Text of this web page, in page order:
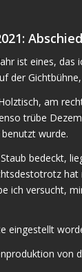
Abschied
ist eines,
der
am
trübe
wurde.
bedeckt,
ich versucht,
eingestellt